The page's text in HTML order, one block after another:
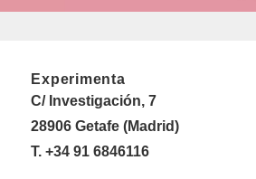
Experimenta
C/ Investigación, 7
28906 Getafe (Madrid)
T. +34 91 6846116